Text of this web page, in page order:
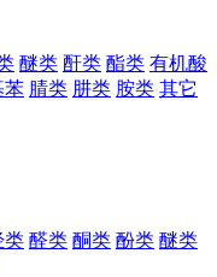
醚类 酐类 酯类 有机酸
苯 腈类 肼类 胺类 其它
类 醛类 酮类 酚类 醚类